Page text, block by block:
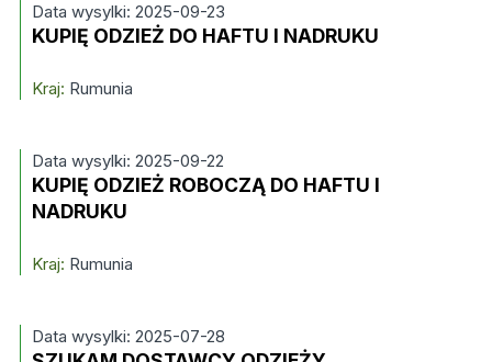
Data wysylki: 2025-09-23
KUPIĘ ODZIEŻ DO HAFTU I NADRUKU
Kraj: Rumunia
Data wysylki: 2025-09-22
KUPIĘ ODZIEŻ ROBOCZĄ DO HAFTU I
NADRUKU
Kraj: Rumunia
Data wysylki: 2025-07-28